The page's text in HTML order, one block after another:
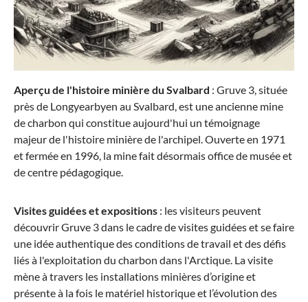
Aperçu de l'histoire minière du Svalbard : Gruve 3, située
près de Longyearbyen au Svalbard, est une ancienne mine
de charbon qui constitue aujourd'hui un témoignage
majeur de l'histoire minière de l'archipel. Ouverte en 1971
et fermée en 1996, la mine fait désormais office de musée et
de centre pédagogique.
Visites guidées et expositions : les visiteurs peuvent
découvrir Gruve 3 dans le cadre de visites guidées et se faire
une idée authentique des conditions de travail et des défis
liés à l'exploitation du charbon dans l'Arctique. La visite
mène à travers les installations minières d’origine et
présente à la fois le matériel historique et l’évolution des